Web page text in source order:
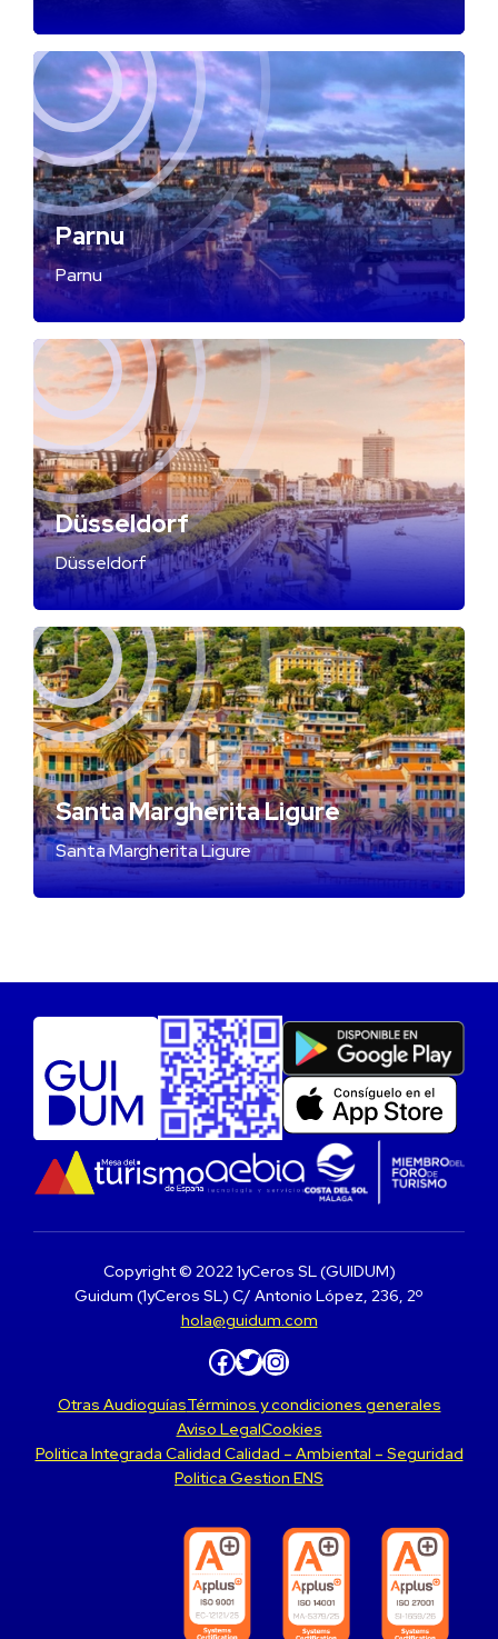
Parnu
Parnu
Düsseldorf
Düsseldorf
Santa Margherita Ligure
Santa Margherita Ligure
Copyright © 2022 1yCeros SL (GUIDUM)
Guidum (1yCeros SL) C/ Antonio López, 236, 2º
hola@guidum.com
Facebook Twitter Instagram
Otras AudioguíasTérminos y condiciones generales
Aviso LegalCookies
Politica Integrada Calidad Calidad – Ambiental – Seguridad
Politica Gestion ENS